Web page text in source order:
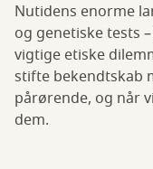
Nutidens enorme
og genetiske tests
vigtige etiske
stifte bekendtskab
pårørende, og når
dem.